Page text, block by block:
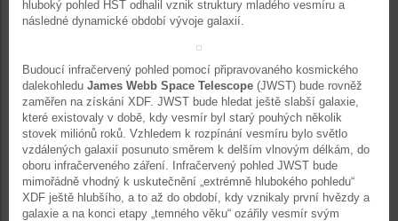
hluboký pohled HST odhalil vznik struktury mladého vesmíru a
následné dynamické období vývoje galaxií.
Budoucí infračervený pohled pomocí připravovaného kosmického
dalekohledu James Webb Space Telescope (JWST) bude rovněž
zaměřen na získání XDF. JWST bude hledat ještě slabší galaxie,
které existovaly v době, kdy vesmír byl starý pouhých několik
stovek miliónů roků. Vzhledem k rozpínání vesmíru bylo světlo
vzdálených galaxií posunuto směrem k delším vlnovým délkám, do
oboru infračerveného záření. Infračervený pohled JWST bude
mimořádně vhodný k uskutečnění „extrémně hlubokého pohledu“
XDF ještě hlubšího, a to až do období, kdy vznikaly první hvězdy a
galaxie a na konci etapy „temného věku“ ozářily vesmír svým